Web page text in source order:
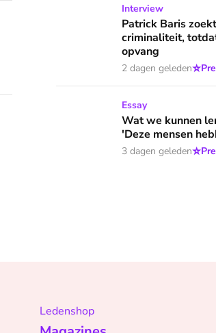
kun je beter niet met het vingertje
Patrick Baris zoekt jarenlang
Interview
Patrick Baris
criminaliteit,
opvang
2 dagen geleden⭐
Wat we kunnen leren van
Essay
Wat we kunnen
'Deze mensen
3 dagen geleden⭐
Ledenshop